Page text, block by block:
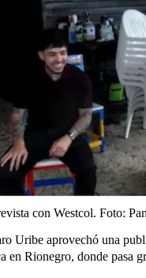
con Westcol. Foto:
Uribe aprovechó una
en Rionegro, donde pasa